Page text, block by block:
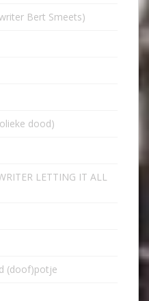
Bert Smeets)
dood)
LETTING IT ALL
(doof)potje